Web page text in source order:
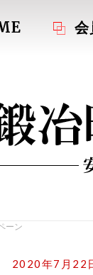
会
ーン
2020年7月22